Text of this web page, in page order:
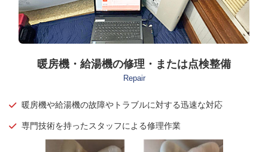
暖房機・給湯機の修理・または点検整備
Repair
暖房機や給湯機の故障やトラブルに対する迅速な対応
専門技術を持ったスタッフによる修理作業